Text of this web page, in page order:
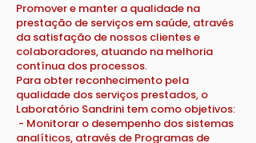
Promover e manter a qualidade na
prestação de serviços em saúde, através
da satisfação de nossos clientes e
colaboradores, atuando na melhoria
contínua dos processos.
Para obter reconhecimento pela
qualidade dos serviços prestados, o
Laboratório Sandrini tem como objetivos:
- Monitorar o desempenho dos sistemas
analíticos, através de Programas de